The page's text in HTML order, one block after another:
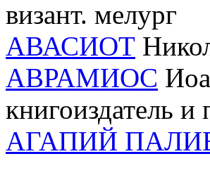
визант. мелург
АВАСИОТ
АВРАМИОС
книгоиздатель и
АГАПИЙ